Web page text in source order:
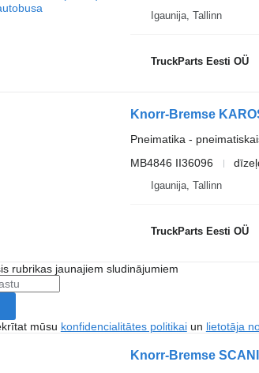
Igaunija, Tallinn
TruckParts Eesti OÜ
Pneimatika -
MB4846 II36096
Igaunija, Tallinn
TruckParts Eesti OÜ
rubrikas jaunajiem sludinājumiem
mūsu konfidencialitātes politikaiun lietotāja